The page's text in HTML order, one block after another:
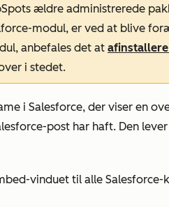
ældre administrerede
modul, er ved at blive
anbefales det at
i stedet.
i Salesforce, der viser en
post har haft. Den
vinduet til alle